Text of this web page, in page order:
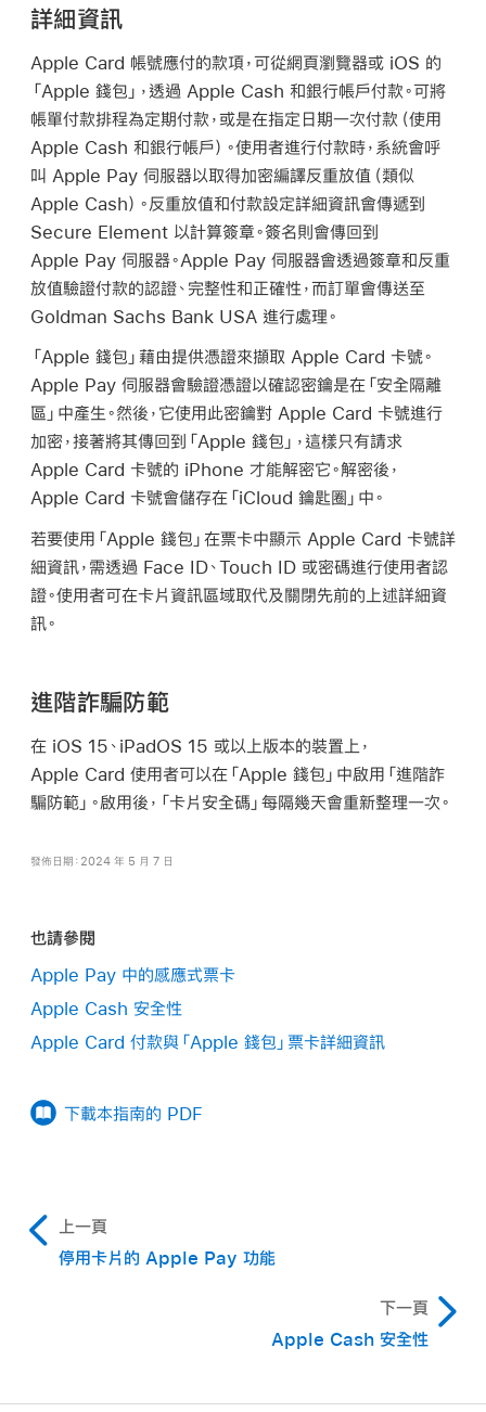
詳細資訊
Apple Card 帳號應付的款項，可從網頁瀏覽器或 iOS 的
「Apple 錢包」 ，透過 Apple Cash 和銀行帳戶付款。可將
帳單付款排程為定期付款，或是在指定日期一次付款（使用
Apple Cash 和銀行帳戶）。使用者進行付款時，系統會呼
叫 Apple Pay 伺服器以取得加密編譯反重放值（類似
Apple Cash）。反重放值和付款設定詳細資訊會傳遞到
Secure Element 以計算簽章。簽名則會傳回到
Apple Pay 伺服器。Apple Pay 伺服器會透過簽章和反重
放值驗證付款的認證、完整性和正確性，而訂單會傳送至
Goldman Sachs Bank USA 進行處理。
「Apple 錢包」 藉由提供憑證來擷取 Apple Card 卡號。
Apple Pay 伺服器會驗證憑證以確認密鑰是在「安全隔離
區」中產生。然後，它使用此密鑰對 Apple Card 卡號進行
加密，接著將其傳回到 「Apple 錢包」 ，這樣只有請求
Apple Card 卡號的 iPhone 才能解密它。解密後，
Apple Card 卡號會儲存在 「iCloud 鑰匙圈」 中。
若要使用 「Apple 錢包」 在票卡中顯示 Apple Card 卡號詳
細資訊，需透過 Face ID、Touch ID 或密碼進行使用者認
證。使用者可在卡片資訊區域取代及關閉先前的上述詳細資
訊。
進階詐騙防範
在 iOS 15 、 iPadOS 15 或以上版本的裝置上，
Apple Card 使用者可以在 「Apple 錢包」 中啟用「進階詐
騙防範」。啟用後，「卡片安全碼」每隔幾天會重新整理一次。
發佈日期：2024 年 5 月 7 日
也請參閱
Apple Pay 中的感應式票卡
Apple Cash 安全性
Apple Card 付款與「Apple 錢包」票卡詳細資訊
下載本指南的 PDF
上一頁
停用卡片的 Apple Pay 功能
下一頁
Apple Cash 安全性